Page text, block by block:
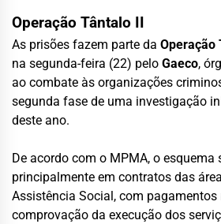
Operação Tântalo II
As prisões fazem parte da Operação
na segunda-feira (22) pelo Gaeco,
ao combate às organizações
segunda fase de uma investigação
deste ano.
De acordo com o MPMA, o esquema
principalmente em contratos das
Assistência Social, com pagamentos
comprovação da execução dos